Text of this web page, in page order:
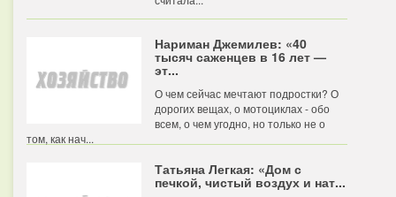
Нариман Джемилев: «40
тысяч саженцев в 16 лет —
эт...
О чем сейчас мечтают подростки? О
дорогих вещах, о мотоциклах - обо
всем, о чем угодно, но только не о
том, как нач...
Татьяна Легкая: «Дом с
печкой, чистый воздух и нат...